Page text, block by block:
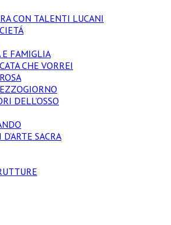
CON TALENTI LUCANI
FAMIGLIA
CHE VORREI
DELL’OSSO
SACRA